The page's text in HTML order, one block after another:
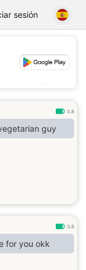
sesión
0.8
guy
0.8
for you okk